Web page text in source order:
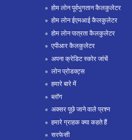
होम लोन पूर्वभुगतान कैलकुलेटर
होम लोन ईएमआई कैलकुलेटर
होम लोन पात्रता कैलकुलेटर
एपीआर कैलकुलेटर
अपना क्रेडिट स्कोर जांचें
लोन प्रोडक्ट्स
हमारे बारे में
ब्लॉग
अक्सर पूछे जाने वाले प्रश्न
हमारे ग्राहक क्या कहते हैं
सरफेसी